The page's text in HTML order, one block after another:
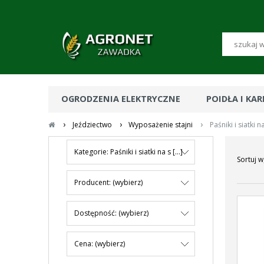
OGRODZENIA ELEKTRYCZNE POIDŁA I
› Jeździectwo › Wyposażenie stajni › Paśniki i siatki
Kategorie: Paśniki i siatki na s [...]
Producent: (wybierz)
Dostępność: (wybierz)
Cena: (wybierz)
Sortuj